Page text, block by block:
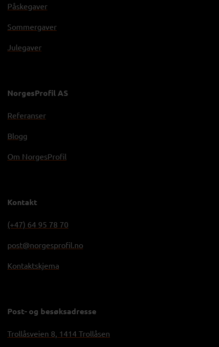
Påskegaver
Sommergaver
Julegaver
NorgesProfil AS
Referanser
Blogg
Om NorgesProfil
Kontakt
(+47) 64 95 78 70
post@norgesprofil.no
Kontaktskjema
Post- og besøksadresse
Trollåsveien 8, 1414 Trollåsen